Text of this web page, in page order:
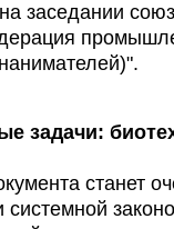
заседании
задачи:
станет
системной